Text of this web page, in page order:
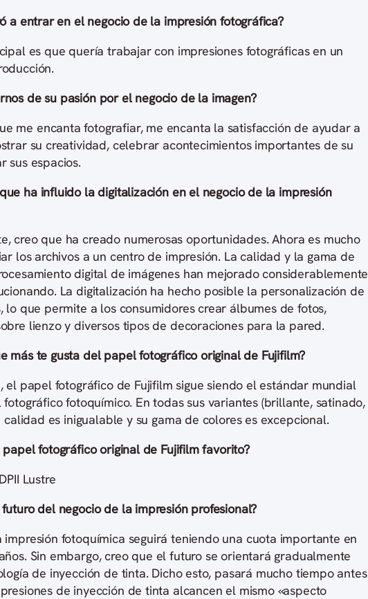
a entrar en el negocio de la impresión fotográfica?
es que quería trabajar con impresiones fotográficas en un
de su pasión por el negocio de la imagen?
me encanta fotografiar, me encanta la satisfacción de ayudar a
su creatividad, celebrar acontecimientos importantes de su
sus espacios.
ha influido la digitalización en el negocio de la impresión
creo que ha creado numerosas oportunidades. Ahora es mucho
los archivos a un centro de impresión. La calidad y la gama de
digital de imágenes han mejorado considerablemente
La digitalización ha hecho posible la personalización de
lo que permite a los consumidores crear álbumes de fotos,
lienzo y diversos tipos de decoraciones para la pared.
más te gusta del papel fotográfico original de Fujifilm?
el papel fotográfico de Fujifilm sigue siendo el estándar mundial
fotoquímico. En todas sus variantes (brillante, satinado,
calidad es inigualable y su gama de colores es excepcional.
papel fotográfico original de Fujifilm favorito?
Lustre
del negocio de la impresión profesional?
impresión fotoquímica seguirá teniendo una cuota importante en
Sin embargo, creo que el futuro se orientará gradualmente
de inyección de tinta. Dicho esto, pasará mucho tiempo antes
de inyección de tinta alcancen el mismo «aspecto